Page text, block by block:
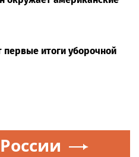
первые итоги уборочной